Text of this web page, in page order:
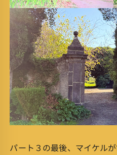
パート３の最後、マイケル